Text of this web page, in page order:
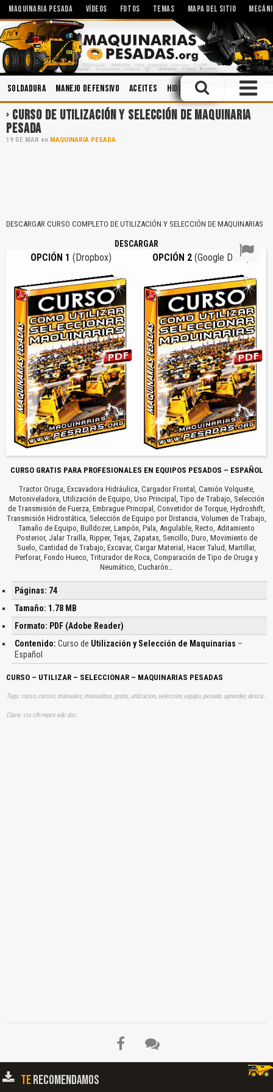
MAQUINARIA PESADA VÍDEOS FOTOS TEMAS MAPA DEL SITIO
Soldadura Manejo Defensivo Aceites Hidráulica Sistemas
CURSO DE UTILIZACIÓN Y SELECCIÓN DE MAQUINARIA
PESADA
19 DE MAR en MAQUINARIA PESADA
DESCARGAR CURSO COMPLETO DE UTILIZACIÓN Y SELECCIÓN DE MAQUINARIAS
DESCARGAR
OPCIÓN 1 (Dropbox) OPCIÓN 2 (Google Drive)
CURSO GRATIS PARA PROFESIONALES EN EQUIPOS PESADOS – ESPAÑOL
Tractor Oruga, Excavadora Hidráulica, Cargador Frontal, Camión Volquete,
Motoniveladora, Utilización de Equipo, Uso Principal, Tipo de Trabajo, Selección
de Transmisión de Fuerza, Embrague Principal, Convetidor de Torque, Hydroshift,
Transmisión Hidrostática, Selección de Equipo por Distancia, Volumen de Trabajo,
Tamaño de Equipo, Bulldozer, Lampón, Pala, Angulable, Recto, Aditamiento
Posterior, Jalar Trailla, Ripper, Tejas, Zapatas, Sencillo, Duro, Movimiento de
Suelo, Cantidad de Trabajo, Excavar, Cargar Material, Hacer Talud, Martillar,
Perforar, Fondo Hueco, Triturador de Roca, Comparación de Tipo de Oruga y
Neumático, Cucharón…
Páginas: 74
Tamaño: 1.78 MB
Formato: PDF (Adobe Reader)
Contenido: Curso de Utilización y Selección de Maquinarias –
Español
CURSO – UTILIZAR – SELECCIONAR – MAQUINARIAS PESADAS
Tags: curso, cursos, manuales, manualitos, gratis, utilizacion, seleccion, equipo, pesado, aprender, descargas
Clave: crs cfn mpes edc dsc
TERECOMENDAMOS